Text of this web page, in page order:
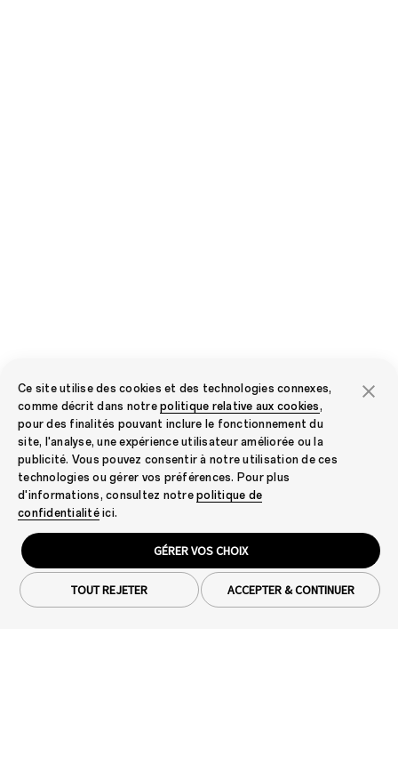
Ce site utilise des cookies et des technologies connexes,
comme décrit dans notre politique relative aux cookies,
pour des finalités pouvant inclure le fonctionnement du
site, l'analyse, une expérience utilisateur améliorée ou la
publicité. Vous pouvez consentir à notre utilisation de ces
technologies ou gérer vos préférences. Pour plus
d'informations, consultez notre politique de
confidentialitéici.
GÉRER VOS CHOIX
ACCEPTER & CONTINUER
TOUT REJETER